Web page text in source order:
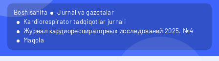
Bosh sahifa
Jurnal va gazetalar
Kardiorespirator tadqiqotlar jurnali
Журнал кардиореспираторных исследований 2025. №4
Maqola